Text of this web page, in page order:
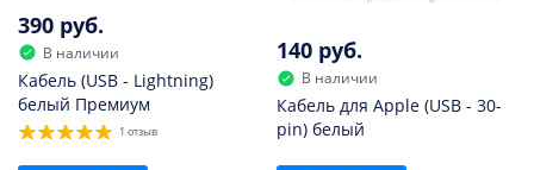
390 руб.
В наличии
Кабель (USB - Lightning)
белый Премиум
1 отзыв
140 руб.
В наличии
Кабель для Apple (USB - 30-
pin) белый